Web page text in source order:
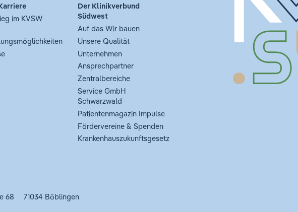
im KVSW
Der Klinikverbund
Südwest
Auf das Wir bauen
Unsere Qualität
Unternehmen
Ansprechpartner
Zentralbereiche
Service GmbH
Schwarzwald
Patientenmagazin Impulse
Fördervereine & Spenden
Krankenhauszukunftsgesetz
68 71034 Böblingen